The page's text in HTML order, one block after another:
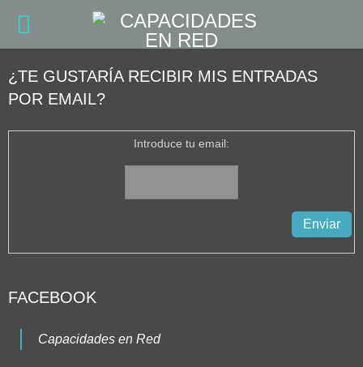
¿TE GUSTARÍA RECIBIR MIS ENTRADAS
POR EMAIL?
Introduce tu email:
FACEBOOK
Capacidades en Red